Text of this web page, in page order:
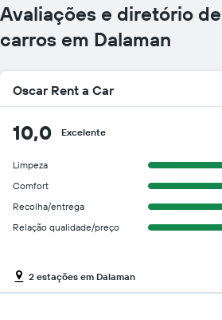
Avaliações e diretório
carros em Dalaman
Oscar Rent a Car
10,0 Excelente
Limpeza
Comfort
Recolha/entrega
Relação qualidade/preço
2 estações em Dalaman